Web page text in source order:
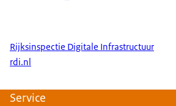
Rijksinspectie Digitale Infrastructuur
rdi.nl
Service